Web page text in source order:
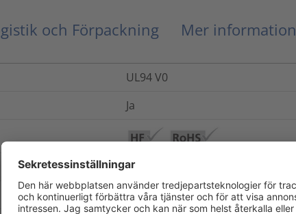
och Förpackning Mer information
UL94 V0
Ja
EN 60062, IEC 304
Ja